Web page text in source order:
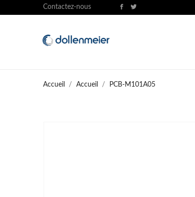
Contactez-nous
Accueil Accueil PCB-M101A05